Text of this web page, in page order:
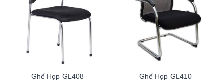
Ghế Họp GL408 Ghế Họp GL410